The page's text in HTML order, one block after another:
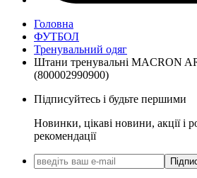
Головна
ФУТБОЛ
Тренувальний одяг
Штани тренувальні MACRON
(800002990900)
Підписуйтесь і будьте першими
Новинки, цікаві новини, акції і
рекомендації